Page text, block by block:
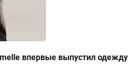
впервые выпустил одежду